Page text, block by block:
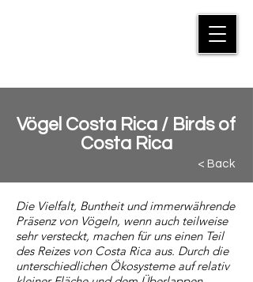
Vögel Costa Rica / Birds of
Costa Rica
< Back
Die Vielfalt, Buntheit und immerwährende
Präsenz von Vögeln, wenn auch teilweise
sehr versteckt, machen für uns einen Teil
des Reizes von Costa Rica aus. Durch die
unterschiedlichen Ökosysteme auf relativ